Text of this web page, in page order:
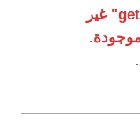
خطأ: الوظيفة "get" غير